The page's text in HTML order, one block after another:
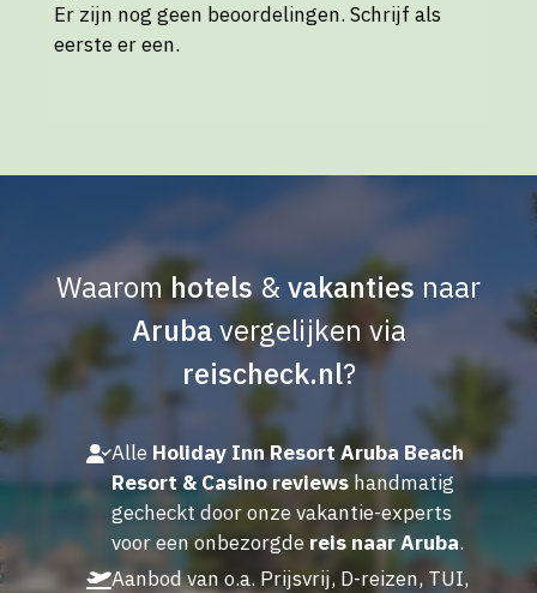
Er zijn nog geen beoordelingen. Schrijf als
eerste er een.
Waarom hotels&vakanties naar
Arubavergelijken via
reischeck.nl?
Alle Holiday Inn Resort Aruba Beach
Resort & Casino reviewshandmatig
gecheckt door onze vakantie-experts
voor een onbezorgde reis naar Aruba.
Aanbod van o.a. Prijsvrij, D-reizen, TUI,